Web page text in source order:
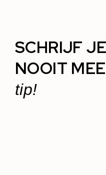
SCHRIJF
NOOIT
tip!